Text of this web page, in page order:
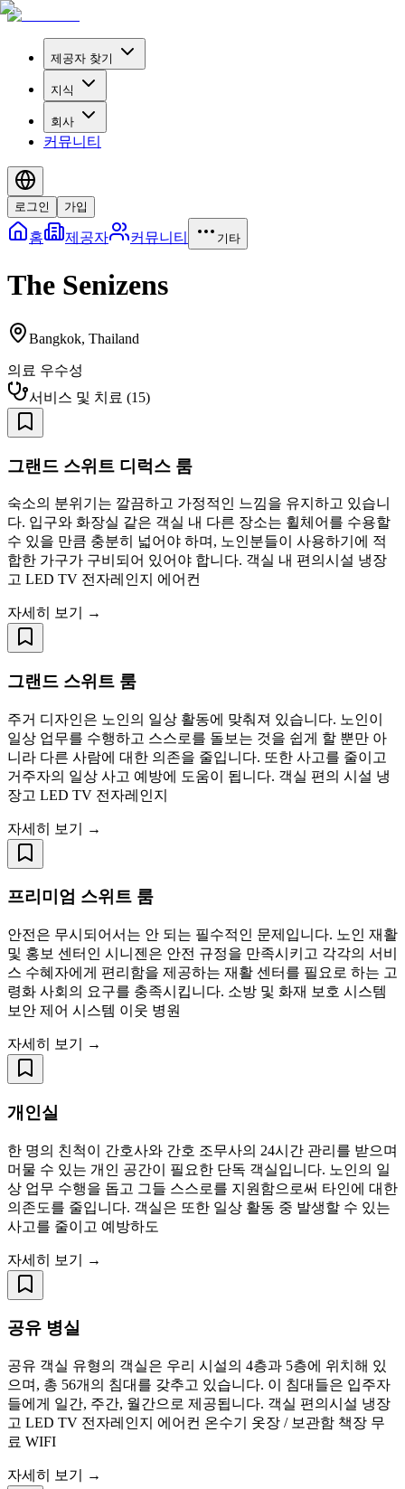
제공자 찾기
지식
회사
커뮤니티
로그인 가입
홈 제공자 커뮤니티 기타
The Senizens
Bangkok, Thailand
의료 우수성
서비스 및 치료 (15)
그랜드 스위트 디럭스 룸
숙소의 분위기는 깔끔하고 가정적인 느낌을 유지하고 있습니
다. 입구와 화장실 같은 객실 내 다른 장소는 휠체어를 수용할
수 있을 만큼 충분히 넓어야 하며, 노인분들이 사용하기에 적
합한 가구가 구비되어 있어야 합니다. 객실 내 편의시설 냉장
고 LED TV 전자레인지 에어컨
자세히 보기 →
그랜드 스위트 룸
주거 디자인은 노인의 일상 활동에 맞춰져 있습니다. 노인이
일상 업무를 수행하고 스스로를 돌보는 것을 쉽게 할 뿐만 아
니라 다른 사람에 대한 의존을 줄입니다. 또한 사고를 줄이고
거주자의 일상 사고 예방에 도움이 됩니다. 객실 편의 시설 냉
장고 LED TV 전자레인지
자세히 보기 →
프리미엄 스위트 룸
안전은 무시되어서는 안 되는 필수적인 문제입니다. 노인 재활
및 홍보 센터인 시니젠은 안전 규정을 만족시키고 각각의 서비
스 수혜자에게 편리함을 제공하는 재활 센터를 필요로 하는 고
령화 사회의 요구를 충족시킵니다. 소방 및 화재 보호 시스템
보안 제어 시스템 이웃 병원
자세히 보기 →
개인실
한 명의 친척이 간호사와 간호 조무사의 24시간 관리를 받으며
머물 수 있는 개인 공간이 필요한 단독 객실입니다. 노인의 일
상 업무 수행을 돕고 그들 스스로를 지원함으로써 타인에 대한
의존도를 줄입니다. 객실은 또한 일상 활동 중 발생할 수 있는
사고를 줄이고 예방하도
자세히 보기 →
공유 병실
공유 객실 유형의 객실은 우리 시설의 4층과 5층에 위치해 있
으며, 총 56개의 침대를 갖추고 있습니다. 이 침대들은 입주자
들에게 일간, 주간, 월간으로 제공됩니다. 객실 편의시설 냉장
고 LED TV 전자레인지 에어컨 온수기 옷장 / 보관함 책장 무
료 WIFI
자세히 보기 →